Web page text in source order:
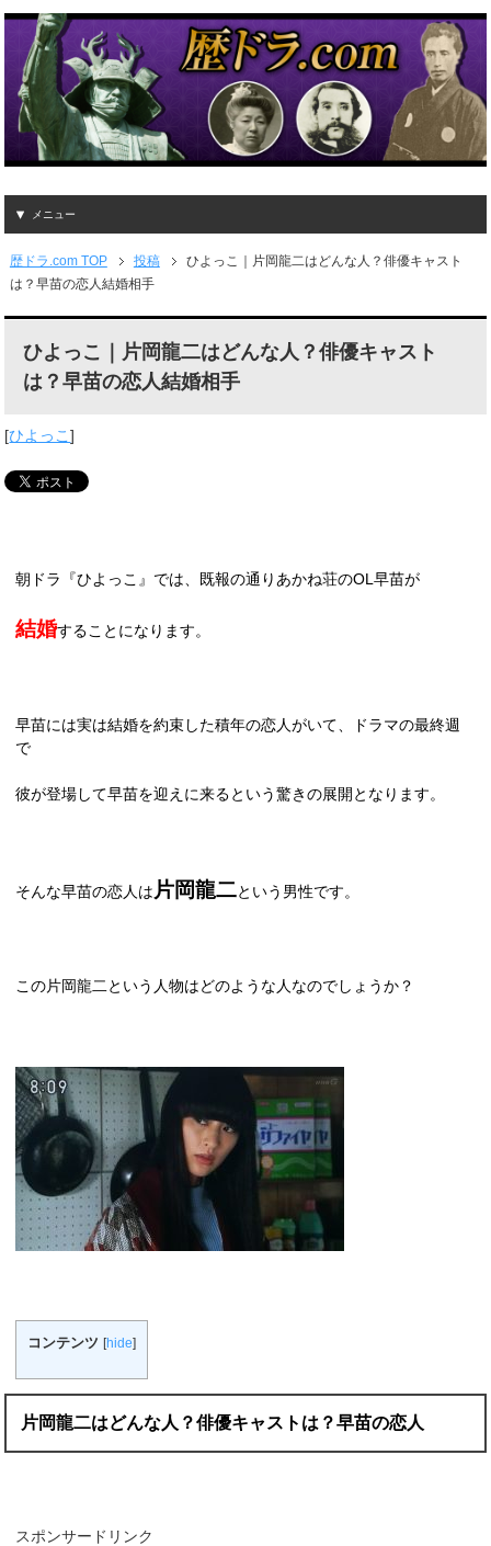
メニュー
歴ドラ.com TOP 投稿
ひよっこ｜片岡龍二はどんな人？俳優キャスト
は？早苗の恋人結婚相手
ひよっこ｜片岡龍二はどんな人？俳優キャスト
は？早苗の恋人結婚相手
[ひよっこ]
朝ドラ『ひよっこ』では、既報の通りあかね荘のOL早苗が
結婚することになります。
早苗には実は結婚を約束した積年の恋人がいて、ドラマの最終週
で
彼が登場して早苗を迎えに来るという驚きの展開となります。
そんな早苗の恋人は 片岡龍二という男性です。
この片岡龍二という人物はどのような人なのでしょうか？
コンテンツ [hide]
片岡龍二はどんな人？俳優キャストは？早苗の恋人
スポンサードリンク